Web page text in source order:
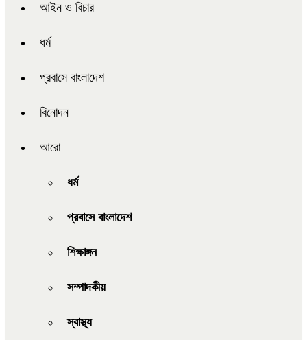
আইন ও বিচার
ধর্ম
প্রবাসে বাংলাদেশ
বিনোদন
আরো
ধর্ম
প্রবাসে বাংলাদেশ
শিক্ষাঙ্গন
সম্পাদকীয়
স্বাস্থ্য